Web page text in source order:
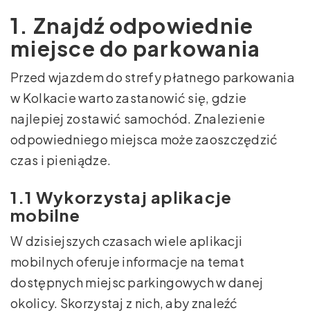
1. Znajdź odpowiednie
miejsce do parkowania
Przed wjazdem do strefy płatnego parkowania
w Kolkacie warto zastanowić się, gdzie
najlepiej zostawić samochód. Znalezienie
odpowiedniego miejsca może zaoszczędzić
czas i pieniądze.
1.1 Wykorzystaj aplikacje
mobilne
W dzisiejszych czasach wiele aplikacji
mobilnych oferuje informacje na temat
dostępnych miejsc parkingowych w danej
okolicy. Skorzystaj z nich, aby znaleźć